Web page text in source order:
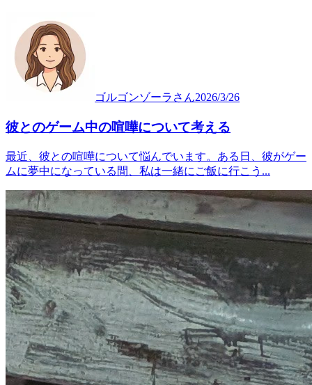
ゴルゴンゾーラ さん2026/3/26
彼とのゲーム中の喧嘩について考える
最近、彼との喧嘩について悩んでいます。ある日、彼がゲー
ムに夢中になっている間、私は一緒にご飯に行こう...